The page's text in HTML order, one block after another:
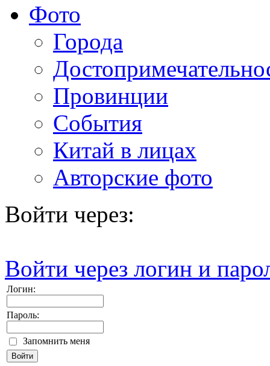
Фото
Города
Провинции
События
Китай в лицах
Авторские фото
Войти через:
Войти через логин и
Логин:
Пароль:
Запомнить меня